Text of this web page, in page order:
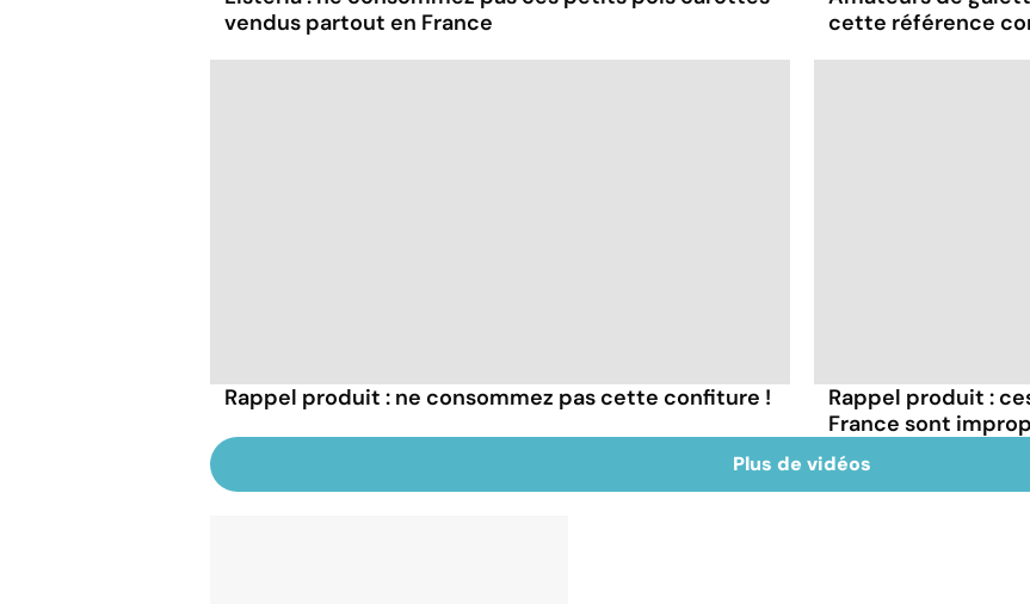
vendus partout en France
cette référence
Rappel produit : ne consommez pas cette confiture !
Rappel produit :
France sont
Plus de vidéos